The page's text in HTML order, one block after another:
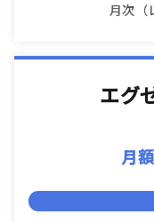
月次（
エグ
月